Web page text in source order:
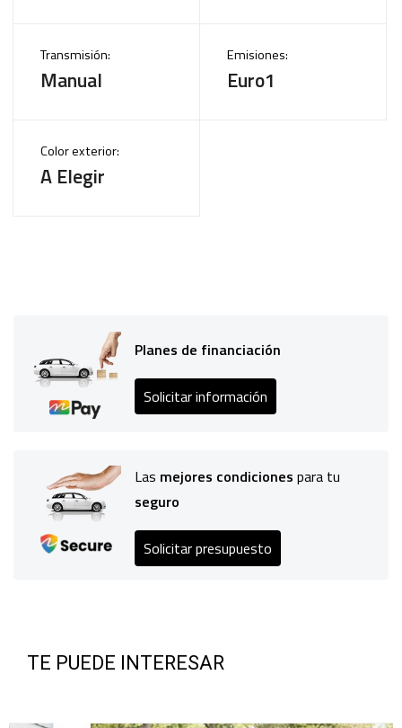
Transmisión:
Manual
Emisiones:
Euro1
Color exterior:
A Elegir
Planes de financiación
Solicitar información
Las mejores condiciones para tu
seguro
Solicitar presupuesto
TE PUEDE INTERESAR